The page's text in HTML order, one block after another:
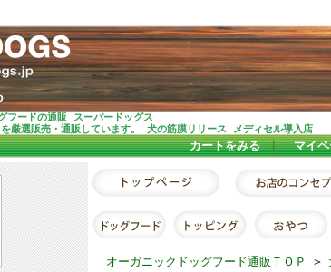
フードの通販 スーパードッグス
厳選販売・通販しています。 犬の筋膜リリース メディセル導入店
カートをみる｜ マイ
オーガニックドッグフード通販ＴＯＰ >